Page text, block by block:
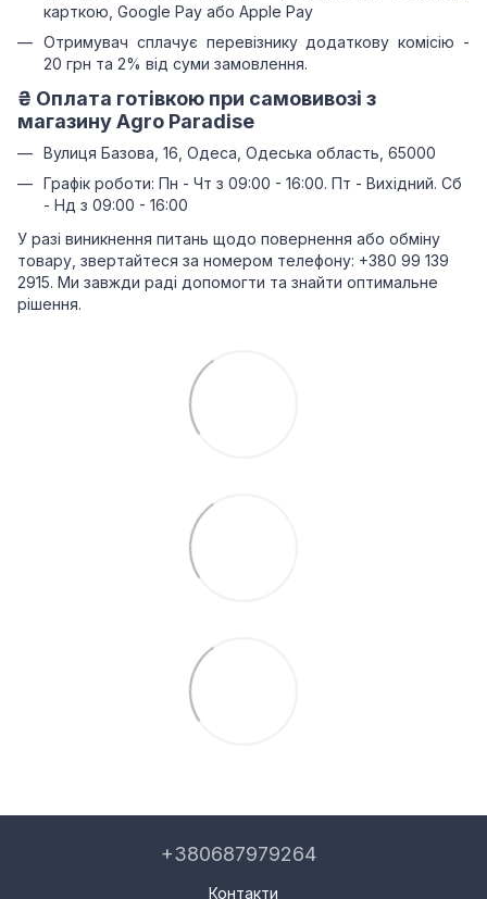
карткою, Google Pay або Apple Pay
Отримувач сплачує перевізнику додаткову комісію -
20 грн та 2% від суми замовлення.
₴ Оплата готівкою при самовивозі з
магазину Agro Paradise
Вулиця Базова, 16, Одеса, Одеська область, 65000
Графік роботи: Пн - Чт з 09:00 - 16:00. Пт - Вихідний. Сб
- Нд з 09:00 - 16:00
У разі виникнення питань щодо повернення або обміну
товару, звертайтеся за номером телефону: +380 99 139
2915. Ми завжди раді допомогти та знайти оптимальне
рішення.
+380687979264
Контакти